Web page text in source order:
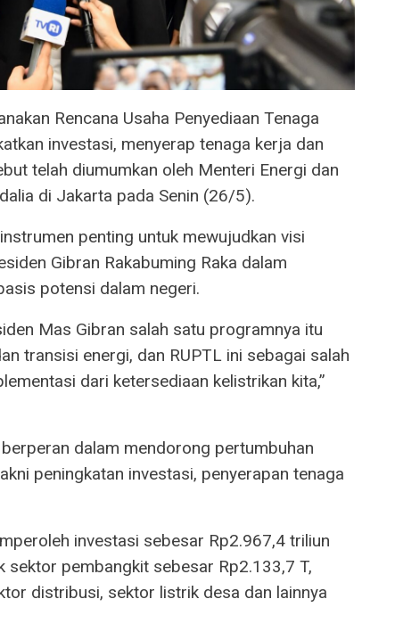
Rencana Usaha Penyediaan Tenaga
investasi, menyerap tenaga kerja dan
telah diumumkan oleh Menteri Energi dan
di Jakarta pada Senin (26/5).
penting untuk mewujudkan visi
Gibran Rakabuming Raka dalam
potensi dalam negeri.
Mas Gibran salah satu programnya itu
transisi energi, dan RUPTL ini sebagai salah
dari ketersediaan kelistrikan kita,”
dalam mendorong pertumbuhan
peningkatan investasi, penyerapan tenaga
investasi sebesar Rp2.967,4 triliun
sektor pembangkit sebesar Rp2.133,7 T,
distribusi, sektor listrik desa dan lainnya